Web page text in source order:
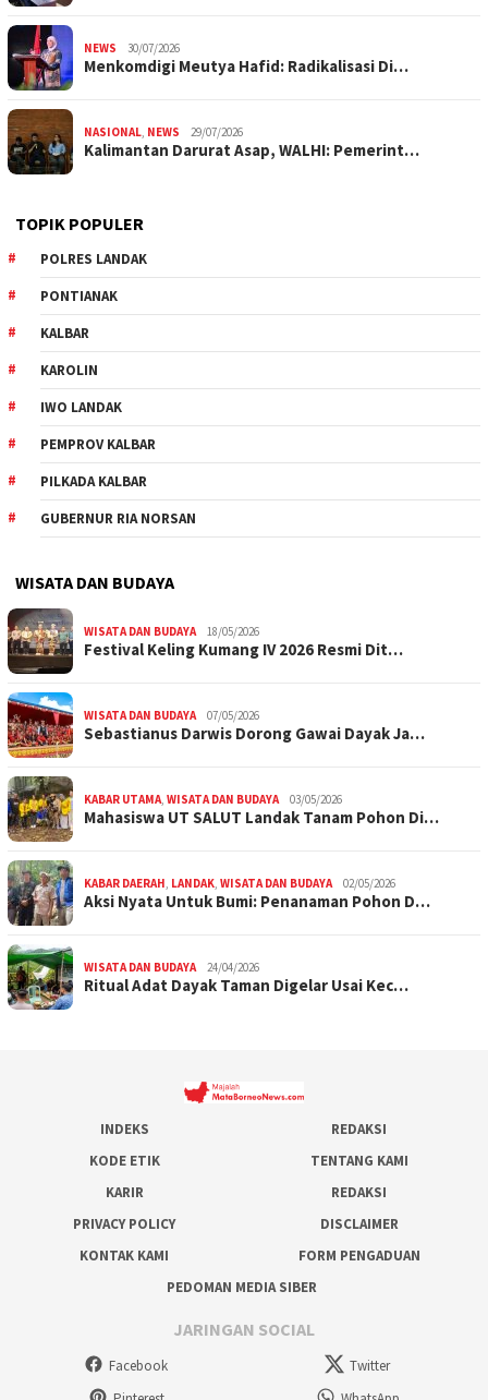
NEWS 30/07/2026
Menkomdigi Meutya Hafid: Radikalisasi Di…
NASIONAL, NEWS 29/07/2026
Kalimantan Darurat Asap, WALHI: Pemerint…
TOPIK POPULER
POLRES LANDAK
PONTIANAK
KALBAR
KAROLIN
IWO LANDAK
PEMPROV KALBAR
PILKADA KALBAR
GUBERNUR RIA NORSAN
WISATA DAN BUDAYA
WISATA DAN BUDAYA 18/05/2026
Festival Keling Kumang IV 2026 Resmi Dit…
WISATA DAN BUDAYA 07/05/2026
Sebastianus Darwis Dorong Gawai Dayak Ja…
KABAR UTAMA, WISATA DAN BUDAYA 03/05/2026
Mahasiswa UT SALUT Landak Tanam Pohon Di…
KABAR DAERAH, LANDAK, WISATA DAN BUDAYA 02/05/2026
Aksi Nyata Untuk Bumi: Penanaman Pohon D…
WISATA DAN BUDAYA 24/04/2026
Ritual Adat Dayak Taman Digelar Usai Kec…
INDEKS
REDAKSI
KODE ETIK
TENTANG KAMI
KARIR
REDAKSI
PRIVACY POLICY
DISCLAIMER
KONTAK KAMI
FORM PENGADUAN
PEDOMAN MEDIA SIBER
JARINGAN SOCIAL
Facebook
Twitter